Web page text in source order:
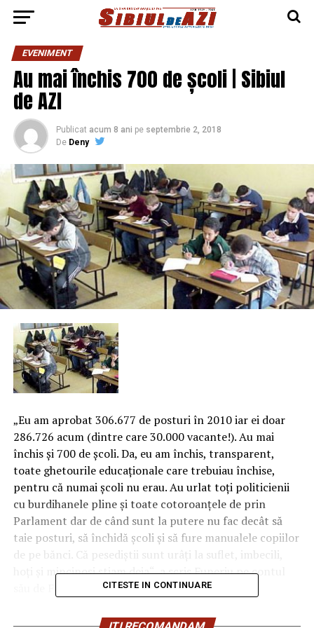
EVENIMENT
Au mai închis 700 de școli | Sibiul
de AZI
Publicat acum 8 ani pe septembrie 2, 2018
De Deny
„Eu am aprobat 306.677 de posturi în 2010 iar ei doar
286.726 acum (dintre care 30.000 vacante!). Au mai
închis şi 700 de şcoli. Da, eu am închis, transparent,
toate ghetourile educaţionale care trebuiau închise,
pentru că numai şcoli nu erau. Au urlat toţi politicienii
cu burdihanele pline şi toate cotoroanţele de prin
Parlament dar de când sunt la putere nu fac decât să
taie posturi, să închidă şcoli şi să fure manualele copiilor
de pe bănci. Că pesediştii sunt urâţi la suflet, imbecili,
hoţi şi mincinoşi ştiam deja“, a scris Funeriu pe contul
El acuză şi opoziţia care tace şi se complace în acestă
CITESTE IN CONTINUARE